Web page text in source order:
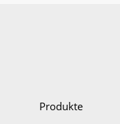
Produkte